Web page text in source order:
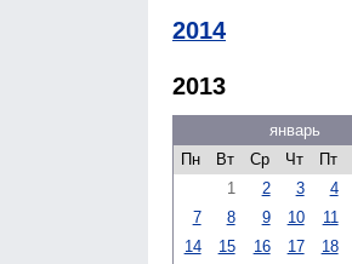
2014
2013
январь
Пн
Вт Ср Чт Пт
1
2 3 4
7
8 9 10 11
14
15 16 17 18